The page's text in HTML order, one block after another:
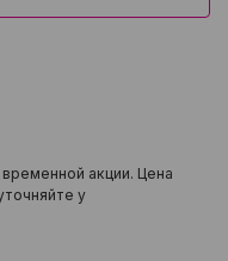
акции. Цена
у